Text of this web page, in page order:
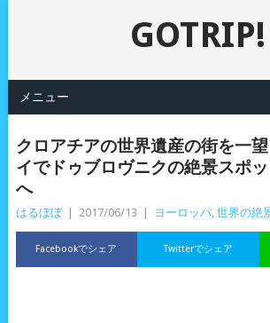
GOTRIP!
メニュー
クロアチアの世界遺産の街を一
イでドゥブロヴニクの絶景スポ
へ
はるぼぼ 2017/06/13 ヨーロッパ, 世界の絶
Facebookでシェア Twitterでシェア